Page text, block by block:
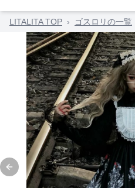
LITALITA TOP › ゴスロリの一覧
Previous slide